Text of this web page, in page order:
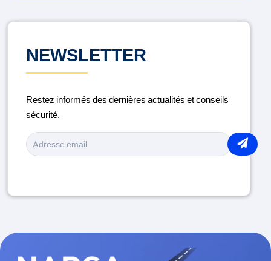
ENTRETIEN DU VÉHICULE
MÉDICAMENTS ET CONDUITE
PORT DU CASQUE
NEWSLETTER
Restez informés des dernières actualités et conseils
sécurité.